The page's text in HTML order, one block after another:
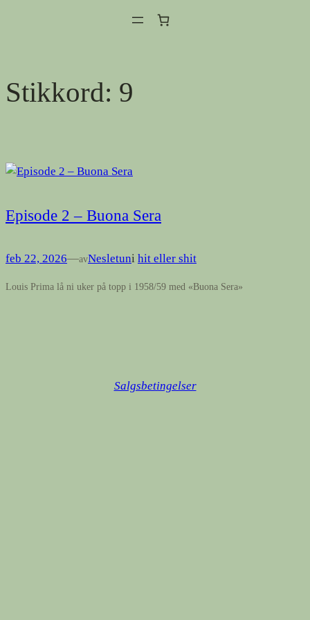
Stikkord: 9
Episode 2 – Buona Sera
feb 22, 2026—avNesletuni hit eller shit
Louis Prima lå ni uker på topp i 1958/59 med «Buona Sera»
Salgsbetingelser